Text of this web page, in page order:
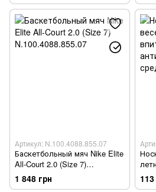
Артикул: N.100.4088.855.07
Баскетбольный мяч Nike Elite
All-Court 2.0 (Size 7)
N.100.4088.855.07
1 848 грн